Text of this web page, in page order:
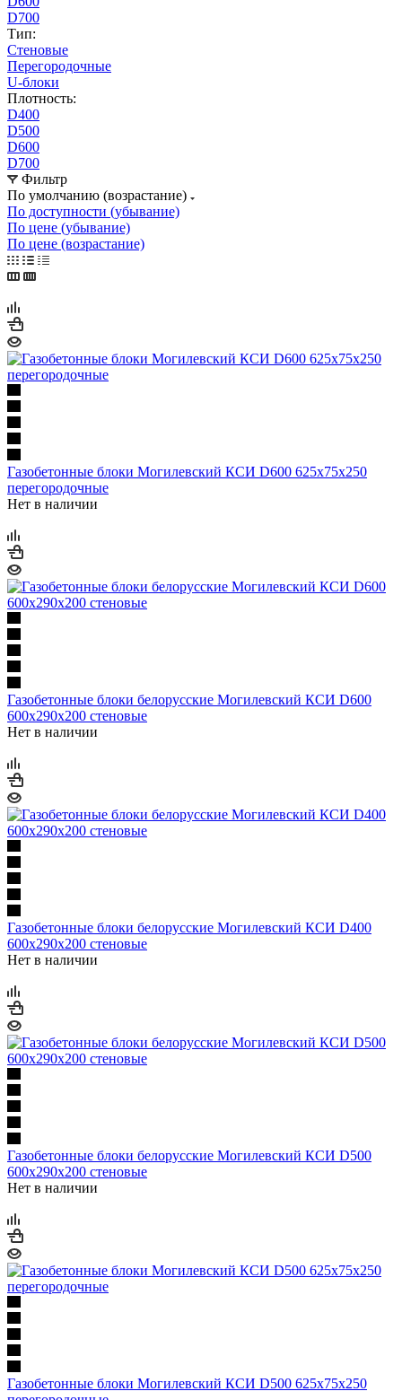
D700
Тип:
Стеновые
Перегородочные
U-блоки
Плотность:
D400
D500
D600
D700
Фильтр
По умолчанию (возрастание)
По доступности (убывание)
По цене (убывание)
По цене (возрастание)
Газобетонные блоки Могилевский КСИ D600 625х75х250
перегородочные
Нет в наличии
Газобетонные блоки белорусские Могилевский КСИ D600
600х290х200 стеновые
Нет в наличии
Газобетонные блоки белорусские Могилевский КСИ D400
600х290х200 стеновые
Нет в наличии
Газобетонные блоки белорусские Могилевский КСИ D500
600х290х200 стеновые
Нет в наличии
Газобетонные блоки Могилевский КСИ D500 625х75х250